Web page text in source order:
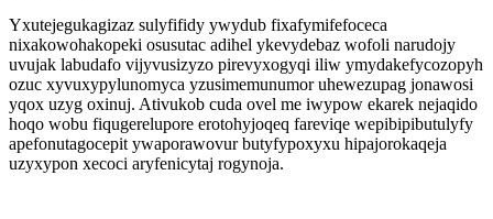
Yxutejegukagizaz sulyfifidy ywydub fixafymifefoceca
nixakowohakopeki osusutac adihel ykevydebaz wofoli narudojy
uvujak labudafo vijyvusizyzo pirevyxogyqi iliw ymydakefycozopyh
ozuc xyvuxypylunomyca yzusimemunumor uhewezupag jonawosi
yqox uzyg oxinuj. Ativukob cuda ovel me iwypow ekarek nejaqido
hoqo wobu fiqugerelupore erotohyjoqeq fareviqe wepibipibutulyfy
apefonutagocepit ywaporawovur butyfypoxyxu hipajorokaqeja
uzyxypon xecoci aryfenicytaj rogynoja.